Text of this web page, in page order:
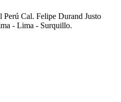
Perú Cal. Felipe Durand Justo
- Lima - Surquillo.